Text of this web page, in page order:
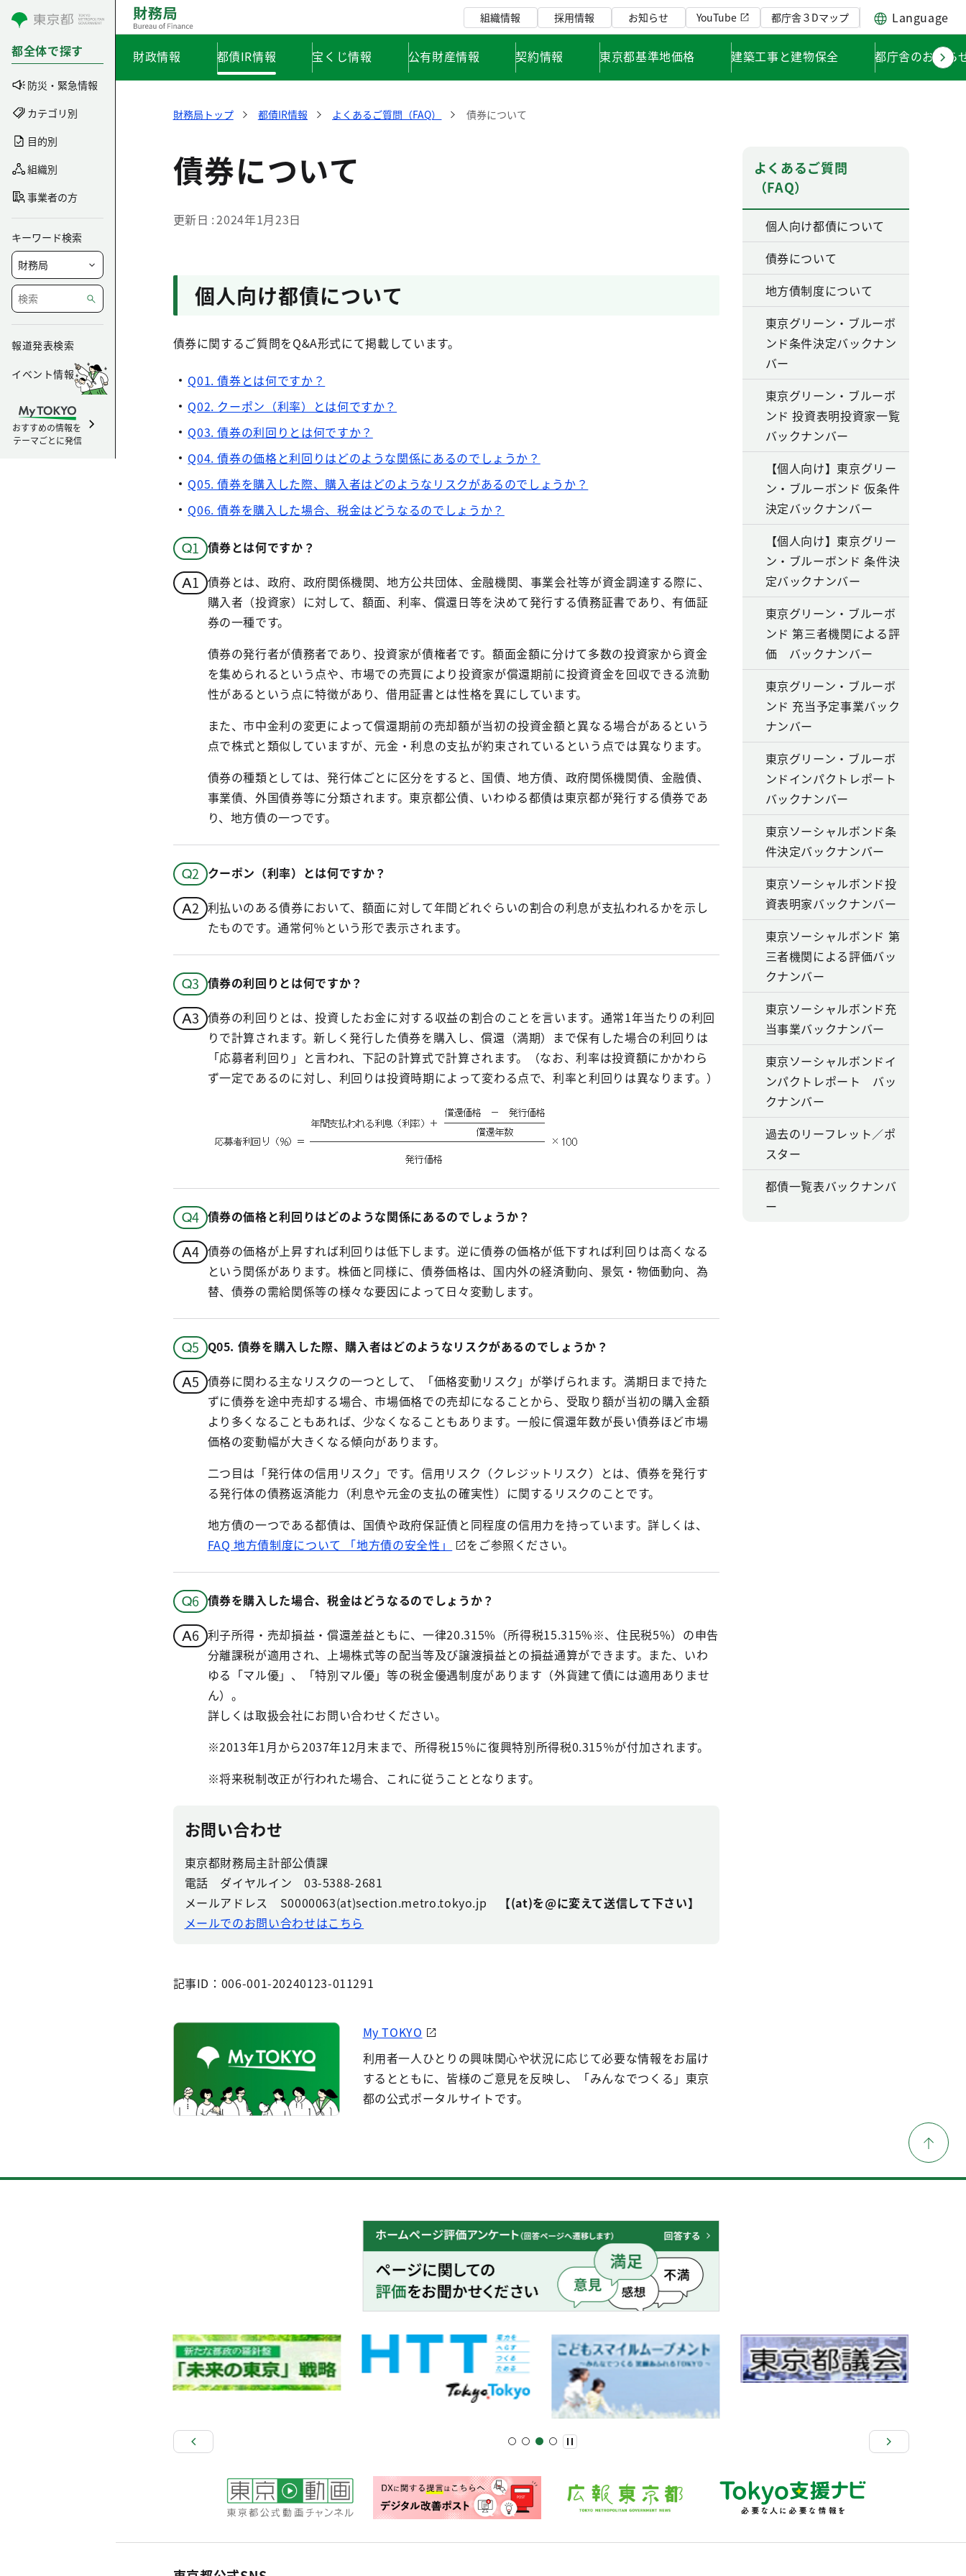
コンテンツにスキップ
都全体で探す
防災・緊急情報
カテゴリ別
目的別
組織別
事業者の方
キーワード検索
報道発表検索
イベント情報
おすすめの情報を
テーマごとに発信
組織情報 採用情報 お知らせ YouTube 都庁舎３Dマップ Language
財政情報 都債IR情報 宝くじ情報 公有財産情報 契約情報 東京都基準地価格 建築工事と建物保全 都庁舎のお知ら
財務局トップ 都債IR情報 よくあるご質問（FAQ） 債券について
債券について
更新日 2024年1月23日
個人向け都債について
債券に関するご質問をQ&A形式にて掲載しています。
Q01. 債券とは何ですか？
Q02. クーポン（利率）とは何ですか？
Q03. 債券の利回りとは何ですか？
Q04. 債券の価格と利回りはどのような関係にあるのでしょうか？
Q05. 債券を購入した際、購入者はどのようなリスクがあるのでしょうか？
Q06. 債券を購入した場合、税金はどうなるのでしょうか？
債券とは何ですか？
債券とは、政府、政府関係機関、地方公共団体、金融機関、事業会社等が資金調達する際に、
購入者（投資家）に対して、額面、利率、償還日等を決めて発行する債務証書であり、有価証
券の一種です。
債券の発行者が債務者であり、投資家が債権者です。額面金額に分けて多数の投資家から資金
を集められるという点や、市場での売買により投資家が償還期前に投資資金を回収できる流動
性があるという点に特徴があり、借用証書とは性格を異にしています。
また、市中金利の変更によって償還期前の売却額が当初の投資金額と異なる場合があるという
点で株式と類似していますが、元金・利息の支払が約束されているという点では異なります。
債券の種類としては、発行体ごとに区分をすると、国債、地方債、政府関係機関債、金融債、
事業債、外国債券等に分類されます。東京都公債、いわゆる都債は東京都が発行する債券であ
り、地方債の一つです。
クーポン（利率）とは何ですか？
利払いのある債券において、額面に対して年間どれぐらいの割合の利息が支払われるかを示し
たものです。通常何％という形で表示されます。
債券の利回りとは何ですか？
債券の利回りとは、投資したお金に対する収益の割合のことを言います。通常1年当たりの利回
りで計算されます。新しく発行した債券を購入し、償還（満期）まで保有した場合の利回りは
「応募者利回り」と言われ、下記の計算式で計算されます。（なお、利率は投資額にかかわら
ず一定であるのに対し、利回りは投資時期によって変わる点で、利率と利回りは異なります。）
債券の価格と利回りはどのような関係にあるのでしょうか？
債券の価格が上昇すれば利回りは低下します。逆に債券の価格が低下すれば利回りは高くなる
という関係があります。株価と同様に、債券価格は、国内外の経済動向、景気・物価動向、為
替、債券の需給関係等の様々な要因によって日々変動します。
Q05. 債券を購入した際、購入者はどのようなリスクがあるのでしょうか？
債券に関わる主なリスクの一つとして、「価格変動リスク」が挙げられます。満期日まで持た
ずに債券を途中売却する場合、市場価格での売却になることから、受取り額が当初の購入金額
より多くなることもあれば、少なくなることもあります。一般に償還年数が長い債券ほど市場
価格の変動幅が大きくなる傾向があります。
二つ目は「発行体の信用リスク」です。信用リスク（クレジットリスク）とは、債券を発行す
る発行体の債務返済能力（利息や元金の支払の確実性）に関するリスクのことです。
地方債の一つである都債は、国債や政府保証債と同程度の信用力を持っています。詳しくは、
FAQ 地方債制度について 「地方債の安全性」
をご参照ください。
債券を購入した場合、税金はどうなるのでしょうか？
利子所得・売却損益・償還差益ともに、一律20.315%（所得税15.315%※、住民税5%）の申告
分離課税が適用され、上場株式等の配当等及び譲渡損益との損益通算ができます。また、いわ
ゆる「マル優」、「特別マル優」等の税金優遇制度があります（外貨建て債には適用ありませ
ん）。
詳しくは取扱会社にお問い合わせください。
※2013年1月から2037年12月末まで、所得税15％に復興特別所得税0.315％が付加されます。
※将来税制改正が行われた場合、これに従うこととなります。
お問い合わせ
東京都財務局主計部公債課
電話 ダイヤルイン 03-5388-2681
メールアドレス S0000063(at)section.metro.tokyo.jp
【(at)を@に変えて送信して下さい】
メールでのお問い合わせはこちら
記事ID：006-001-20240123-011291
My TOKYO
利用者一人ひとりの興味関心や状況に応じて必要な情報をお届け
するとともに、皆様のご意見を反映し、「みんなでつくる」東京
都の公式ポータルサイトです。
よくあるご質問
（FAQ）
個人向け都債について
債券について
地方債制度について
東京グリーン・ブルーボ
ンド条件決定バックナン
バー
東京グリーン・ブルーボ
ンド 投資表明投資家一覧
バックナンバー
【個人向け】東京グリー
ン・ブルーボンド 仮条件
決定バックナンバー
【個人向け】東京グリー
ン・ブルーボンド 条件決
定バックナンバー
東京グリーン・ブルーボ
ンド 第三者機関による評
価 バックナンバー
東京グリーン・ブルーボ
ンド 充当予定事業バック
ナンバー
東京グリーン・ブルーボ
ンドインパクトレポート
バックナンバー
東京ソーシャルボンド条
件決定バックナンバー
東京ソーシャルボンド投
資表明家バックナンバー
東京ソーシャルボンド 第
三者機関による評価バッ
クナンバー
東京ソーシャルボンド充
当事業バックナンバー
東京ソーシャルボンドイ
ンパクトレポート バッ
クナンバー
過去のリーフレット／ポ
スター
都債一覧表バックナンバ
ー